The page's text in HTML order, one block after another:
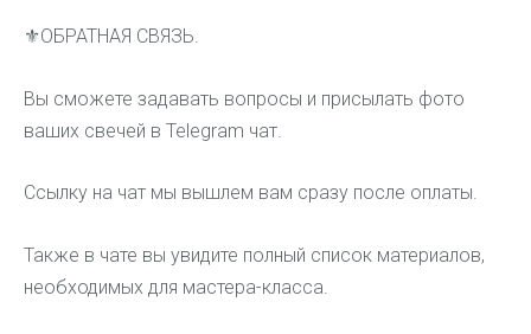
⚜️ОБРАТНАЯ СВЯЗЬ.
Вы сможете задавать вопросы и присылать фото
ваших свечей в Telegram чат.
Ссылку на чат мы вышлем вам сразу после оплаты.
Также в чате вы увидите полный список материалов,
необходимых для мастера-класса.